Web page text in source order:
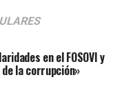
en el FOSOVI y
la corrupción»